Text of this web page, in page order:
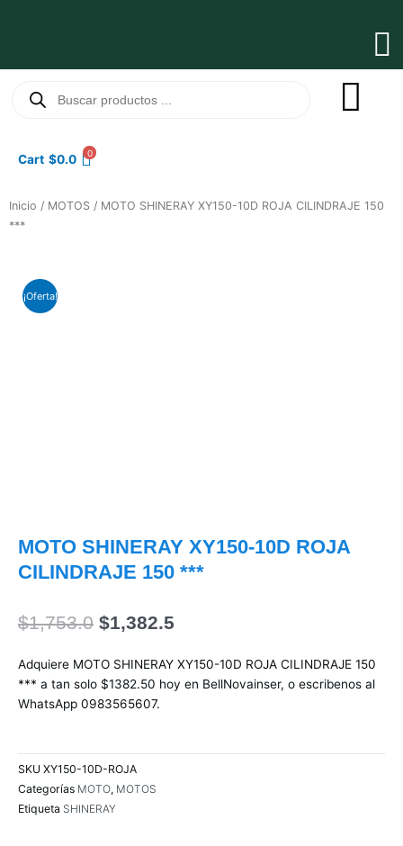
productos
Cart $0.0 0
Inicio / MOTOS / MOTO SHINERAY XY150-10D ROJA CILINDRAJE 150
***
¡Oferta!
MOTO SHINERAY XY150-10D ROJA
CILINDRAJE 150 ***
$1,753.0 El
original
era:
$1,753.0.
$1,382.5
actual
es:
Adquiere MOTO SHINERAY XY150-10D ROJA CILINDRAJE 150
*** a tan solo $1382.50 hoy en BellNovainser, o escribenos al
WhatsApp 0983565607.
SKU XY150-10D-ROJA
Categorías MOTO, MOTOS
Etiqueta SHINERAY